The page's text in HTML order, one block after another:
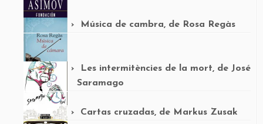
Música de cambra, de Rosa Regàs
Les intermitències de la mort, de José
Saramago
Cartas cruzadas, de Markus Zusak